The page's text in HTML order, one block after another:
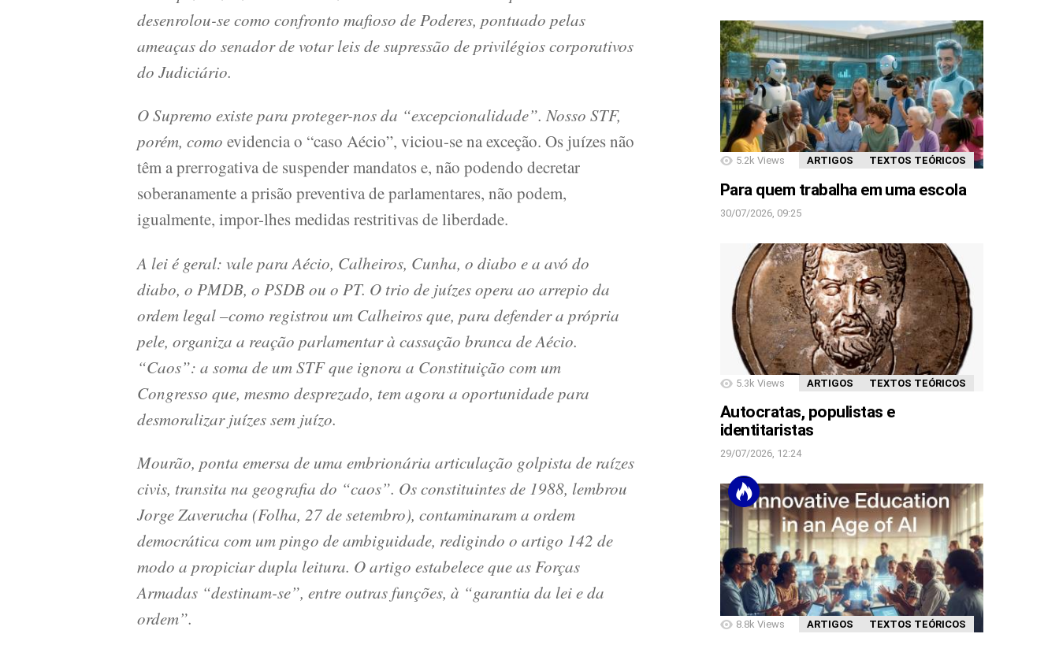
desenrolou-se como confronto mafioso de Poderes, pontuado pelas
ameaças do senador de votar leis de supressão de privilégios corporativos
do Judiciário.
O Supremo existe para proteger-nos da “excepcionalidade”. Nosso STF,
porém, como evidencia o “caso Aécio”, viciou-se na exceção. Os juízes não
têm a prerrogativa de suspender mandatos e, não podendo decretar
soberanamente a prisão preventiva de parlamentares, não podem,
igualmente, impor-lhes medidas restritivas de liberdade.
A lei é geral: vale para Aécio, Calheiros, Cunha, o diabo e a avó do
diabo, o PMDB, o PSDB ou o PT. O trio de juízes opera ao arrepio da
ordem legal –como registrou um Calheiros que, para defender a própria
pele, organiza a reação parlamentar à cassação branca de Aécio.
“Caos”: a soma de um STF que ignora a Constituição com um
Congresso que, mesmo desprezado, tem agora a oportunidade para
desmoralizar juízes sem juízo.
Mourão, ponta emersa de uma embrionária articulação golpista de raízes
civis, transita na geografia do “caos”. Os constituintes de 1988, lembrou
Jorge Zaverucha (Folha, 27 de setembro), contaminaram a ordem
democrática com um pingo de ambiguidade, redigindo o artigo 142 de
modo a propiciar dupla leitura. O artigo estabelece que as Forças
Armadas “destinam-se”, entre outras funções, à “garantia da lei e da
ordem”.
5.2k Views ARTIGOS TEXTOS TEÓRICOS
Para quem trabalha em uma escola
30/07/2026, 09:25
5.3k Views ARTIGOS TEXTOS TEÓRICOS
Autocratas, populistas e
identitaristas
29/07/2026, 12:24
8.8k Views ARTIGOS TEXTOS TEÓRICOS